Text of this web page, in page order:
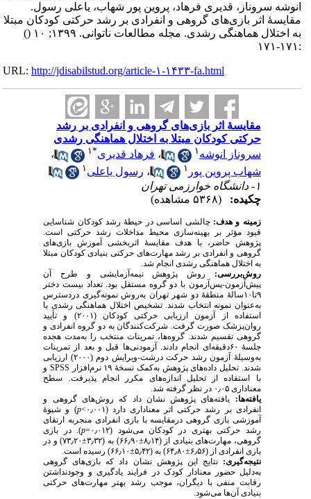
انوشه سروناز، قدیری فرهاد، پروین پور شهاب، یاعلی رسول.
مقایسهٔ اثر بازی‌های گروهی و انفرادی بر رشد حرکتی کودکان مبتلا
به اختلال هماهنگی رشدی. مجله مطالعات ناتوانی. ۱۳۹۹; ۱۰
()
URL:http://jdisabilstud.org/article-۱-۱۴۳۳-fa.html
مقایسهٔ اثر بازی‌های گروهی و انفرادی بر رشد
حرکتی کودکان مبتلا به اختلال هماهنگی رشدی
سروناز انوشه
،فرهاد قدیری* ۱
،
شهاب پروین پور
،رسول یاعلی
چکیده:
زمینه و هدف:چالشی اساسی در حیطهٔ رشد کودکان شناسایی
قیود مؤثر بر بهینه‌سازی محیط مداخلات رشد حرکتی است.
پژوهش حاضر، با هدف مقایسۀ اثربخشی آموزش بازی‌های
گروهی و انفرادی بر رشد مهارت‌های حرکتی بنیادی کودکان مبتلا
به اختلال هماهنگی رشدی انجام شد.
روش‌بررسی: روش پژوهش نیمه‌آزمایشی و طرح آن
پیش‌آزمون-پس‌آزمون با دو گروه مستقل بود. تعداد بیست دختر
۹تا۱۰سالهٔ منطقهٔ دو شهر تهران به‌روش نمونه‌گیری دردسترس
به‌‌عنوان نمونه انتخاب شدند. تشخیص اختلال هماهنگی رشدی با
استفاده از آزمون ارزیابی حرکتی کودکان (۲۰۰۱) و تأیید
روان‌پزشک صورت گرفت. شرکت‌کنندگان به دو گروه انفرادی و
گروهی تقسیم شدند. گروه‌ها، تمرینات منتخب را به‌مدت هجده
جلسهٔ ۶۰دقیقه‌ای انجام دادند. آزمودنی‌ها قبل و بعد از تمرینات
به‌وسیلهٔ آزمون رشد حرکت درشت-ویرایش دوم (۲۰۰۰) ارزیابی
شدند. تحلیل داده‌های پژوهش به‌کمک نسخهٔ ۱۹ نرم‌افزار
SPSSو
با استفاده از تحلیل اندازه‌های مکرر انجام پذیرفت. سطح
معناداری ۰٫۰۵ در نظر گرفته شد.
یافته‌ها:یافته‌های پژوهش نشان داد که روش‌های گروهی و
انفرادی بر رشد حرکتی اثر معنا‌داری دارد (۰٫۰۰۱>
p) و شیوۀ
آموزشی بازی گروهی درمقایسه با بازی انفرادی منجربه ارتقای
رشد حرکتی بهتری در کودکان می‌شود (۰٫۰۱۲=
p). در بازی
گروهی، مهارت‌های بنیادی از (۸٫۱۴±۶۶٫۹۰) به (۳٫۳۲±۷۳٫۲۰) و در
بازی انفرادی از (۶٫۵۶±۶۴٫۸۰) به (۵٫۴۲±۶۶٫۱۰) رسیده است.
نتیجه‌گیری:نتایج این پژوهش نشان داد که بازی‌های گروهی
به‌دلیل حضور معنادار کودک در فرایند یادگیری و وجودنداشتن
رقابت منفی با دیگران، موجب رشد بهتر مهارت‌های حرکتی
بنیادی آن‌ها می‌شود.